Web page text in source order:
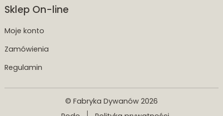
Sklep On-line
Moje konto
Zamówienia
Regulamin
© Fabryka Dywanów 2026